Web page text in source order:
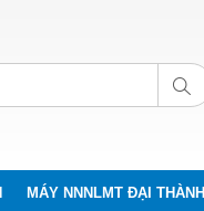
MÁY NNNLMT ĐẠI THÀNH